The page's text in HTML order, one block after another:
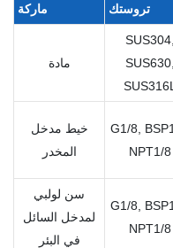
ماركة تروستك
مادة
SUS304,
SUS630,
SUS316L
خيط مدخل
المخدر
G1/8,
NPT1/8
سن لولبي
لمدخل السائل
في البئر
G1/8,
NPT1/8